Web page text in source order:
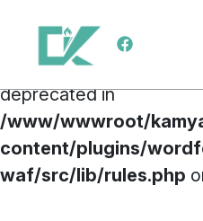
Deprecated
:
parameter #3
deprecated in
/www/wwwroot/
content/plugins/
waf/src/lib/rules.php
Меню навигации